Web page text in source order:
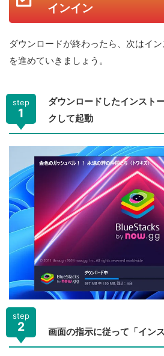
インイン
ダウンロードが終わったら、次はイ
を進めていきましょう。
step
1
ダウンロードしたインスト
クして起動
step
2 画面の指示に従って「イン